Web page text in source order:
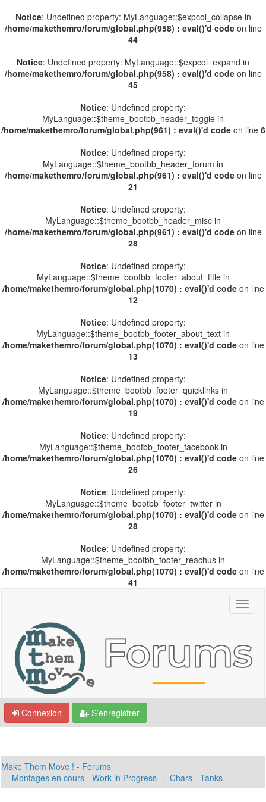
Notice: Undefined property: MyLanguage::$expcol_collapse in
/home/makethemro/forum/global.php(958) : eval()'d codeon line
44
Notice: Undefined property: MyLanguage::$expcol_expand in
/home/makethemro/forum/global.php(958) : eval()'d codeon line
45
Notice: Undefined property:
MyLanguage::$theme_bootbb_header_toggle in
/home/makethemro/forum/global.php(961) : eval()'d codeon line 6
Notice: Undefined property:
MyLanguage::$theme_bootbb_header_forum in
/home/makethemro/forum/global.php(961) : eval()'d codeon line
21
Notice: Undefined property:
MyLanguage::$theme_bootbb_header_misc in
/home/makethemro/forum/global.php(961) : eval()'d codeon line
28
Notice: Undefined property:
MyLanguage::$theme_bootbb_footer_about_title in
/home/makethemro/forum/global.php(1070) : eval()'d codeon line
12
Notice: Undefined property:
MyLanguage::$theme_bootbb_footer_about_text in
/home/makethemro/forum/global.php(1070) : eval()'d codeon line
13
Notice: Undefined property:
MyLanguage::$theme_bootbb_footer_quicklinks in
/home/makethemro/forum/global.php(1070) : eval()'d codeon line
19
Notice: Undefined property:
MyLanguage::$theme_bootbb_footer_facebook in
/home/makethemro/forum/global.php(1070) : eval()'d codeon line
26
Notice: Undefined property:
MyLanguage::$theme_bootbb_footer_twitter in
/home/makethemro/forum/global.php(1070) : eval()'d codeon line
28
Notice: Undefined property:
MyLanguage::$theme_bootbb_footer_reachus in
/home/makethemro/forum/global.php(1070) : eval()'d codeon line
41
Connexion S’enregistrer
Make Them Move ! - Forums
Montages en cours - Work in Progress
Chars - Tanks